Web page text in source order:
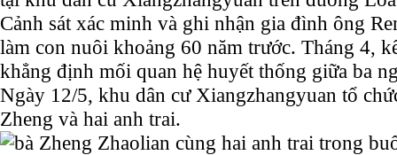
Cảnh sát xác minh và ghi nhận gia đình ông
làm con nuôi khoảng 60 năm trước. Tháng 4,
khẳng định mối quan hệ huyết thống giữa ba
Ngày 12/5, khu dân cư Xiangzhangyuan tổ
Zheng và hai anh trai.